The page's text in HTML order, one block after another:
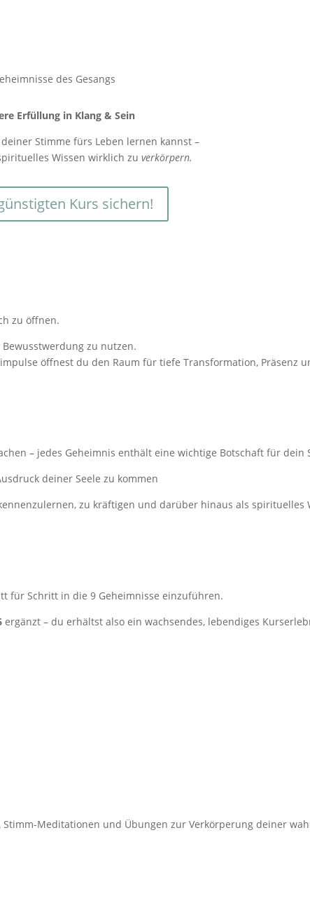
des Gesangs
Erfüllung in Klang & Sein
Stimme fürs Leben lernen kannst –
Wissen wirklich zu verkörpern.
Kurs sichern!
zu öffnen.
zu nutzen.
öffnest du den Raum für tiefe Transformation, Präsenz
– jedes Geheimnis enthält eine wichtige Botschaft für dein
deiner Seele zu kommen
zu kräftigen und darüber hinaus als spirituelles
für Schritt in die 9 Geheimnisse einzuführen.
ergänzt – du erhältst also ein wachsendes, lebendiges
Meditationen und Übungen zur Verkörperung deiner